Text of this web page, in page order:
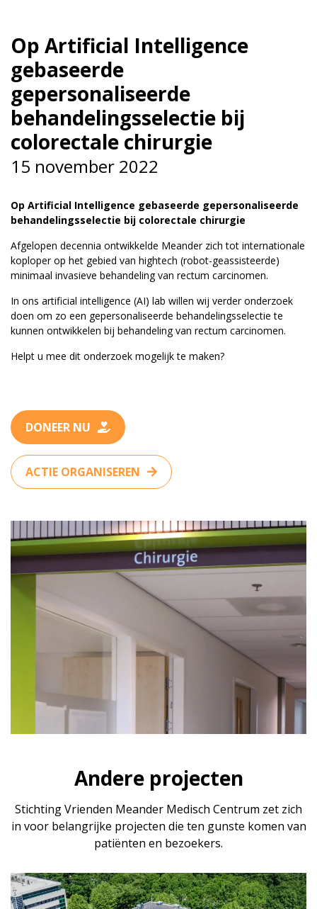
Op Artificial Intelligence
gebaseerde
gepersonaliseerde
behandelingsselectie bij
colorectale chirurgie
15 november 2022
Op Artificial Intelligence gebaseerde gepersonaliseerde
behandelingsselectie bij colorectale chirurgie
Afgelopen decennia ontwikkelde Meander zich tot internationale
koploper op het gebied van hightech (robot-geassisteerde)
minimaal invasieve behandeling van rectum carcinomen.
In ons artificial intelligence (AI) lab willen wij verder onderzoek
doen om zo een gepersonaliseerde behandelingsselectie te
kunnen ontwikkelen bij behandeling van rectum carcinomen.
Helpt u mee dit onderzoek mogelijk te maken?
DONEER NU
ACTIE ORGANISEREN
Andere projecten
Stichting Vrienden Meander Medisch Centrum zet zich
in voor belangrijke projecten die ten gunste komen van
patiënten en bezoekers.